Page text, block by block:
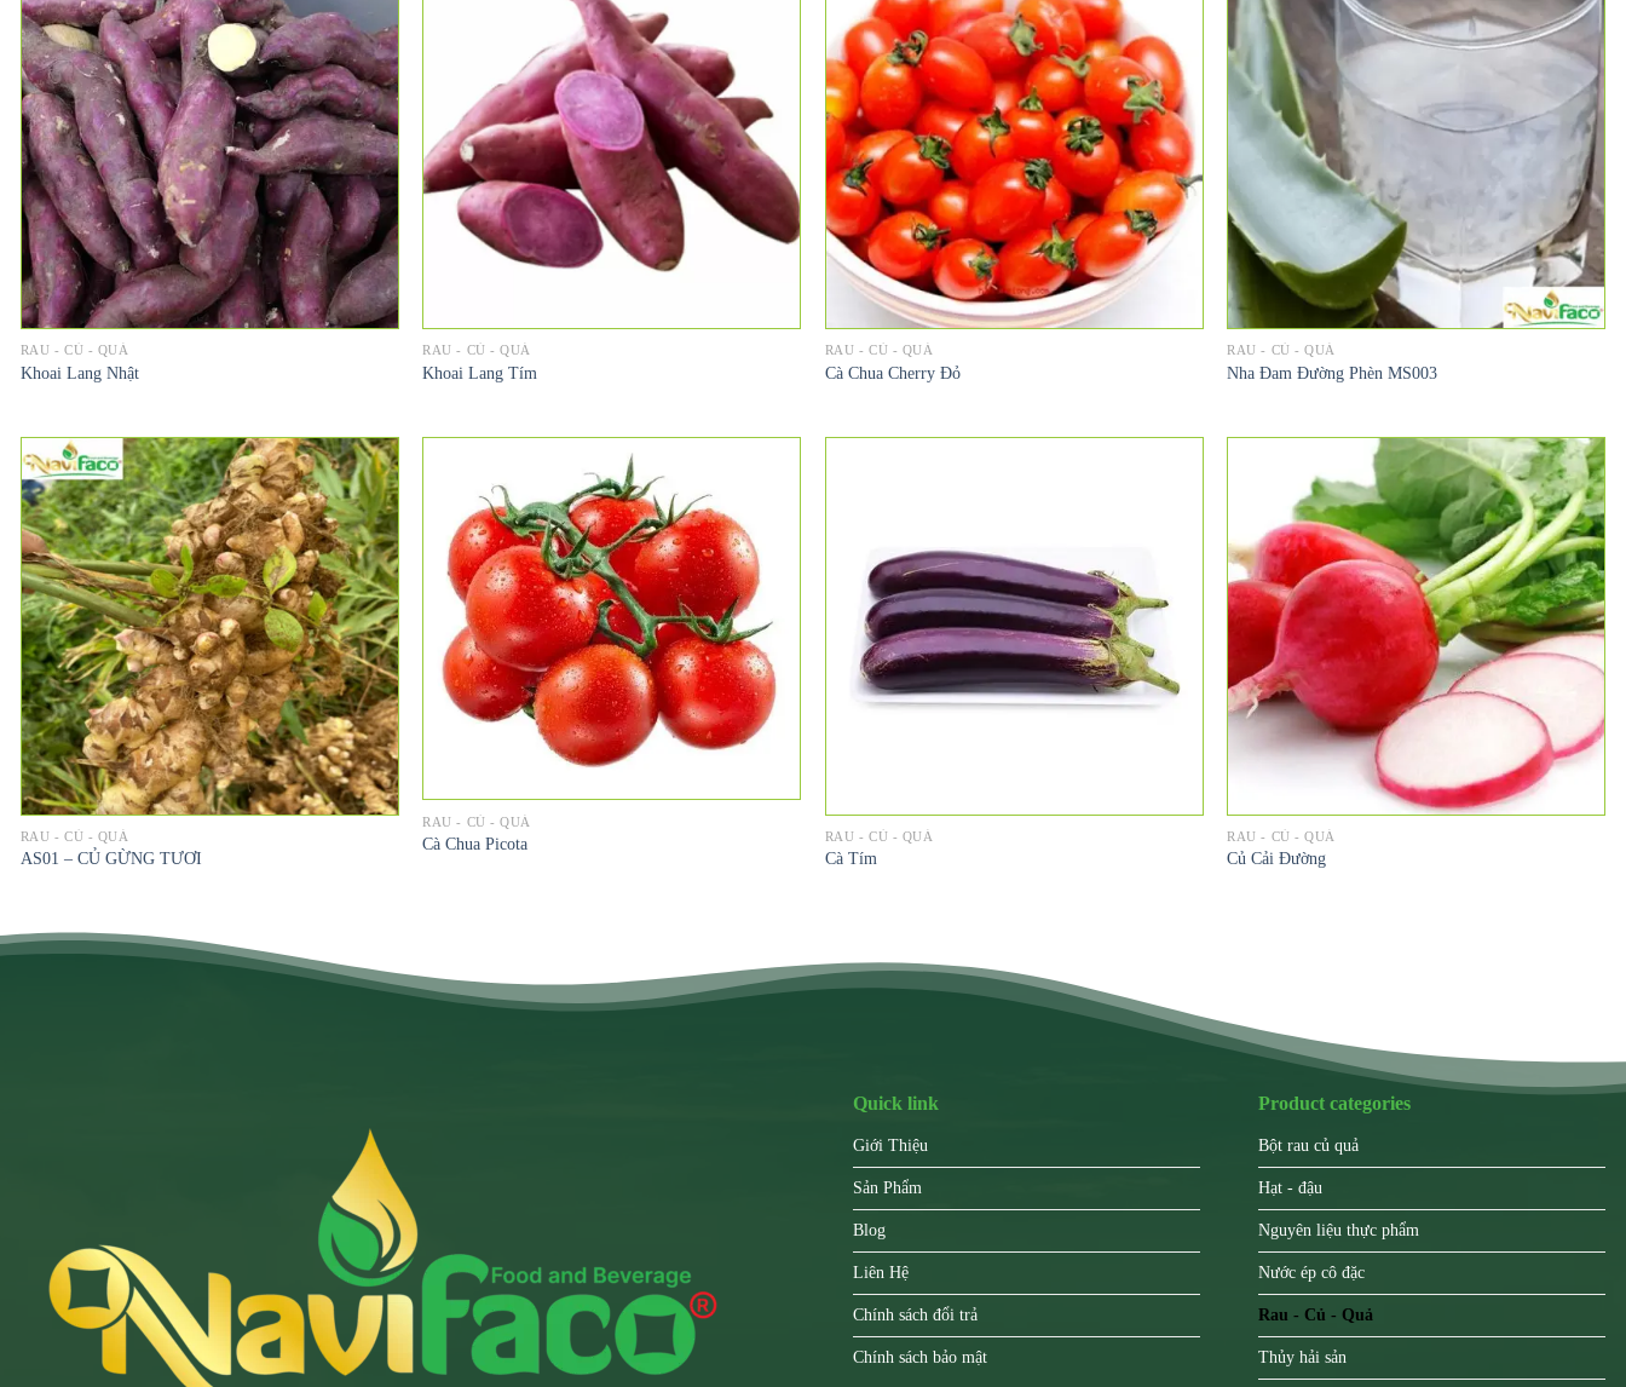
RAU - CỦ - QUẢ
Khoai Lang Nhật
RAU - CỦ - QUẢ
Khoai Lang Tím
RAU - CỦ - QUẢ
Cà Chua Cherry Đỏ
RAU - CỦ - QUẢ
Nha Đam Đường Phèn MS003
RAU - CỦ - QUẢ
AS01 – CỦ GỪNG TƯƠI
RAU - CỦ - QUẢ
Cà Chua Picota RAU - CỦ - QUẢ
Cà Tím
RAU - CỦ - QUẢ
Củ Cải Đường
Quick link
Giới Thiệu
Sản Phẩm
Blog
Liên Hệ
Chính sách đổi trả
Chính sách bảo mật
Product categories
Bột rau củ quả
Hạt - đậu
Nguyên liệu thực phẩm
Nước ép cô đặc
Rau - Củ - Quả
Thủy hải sản